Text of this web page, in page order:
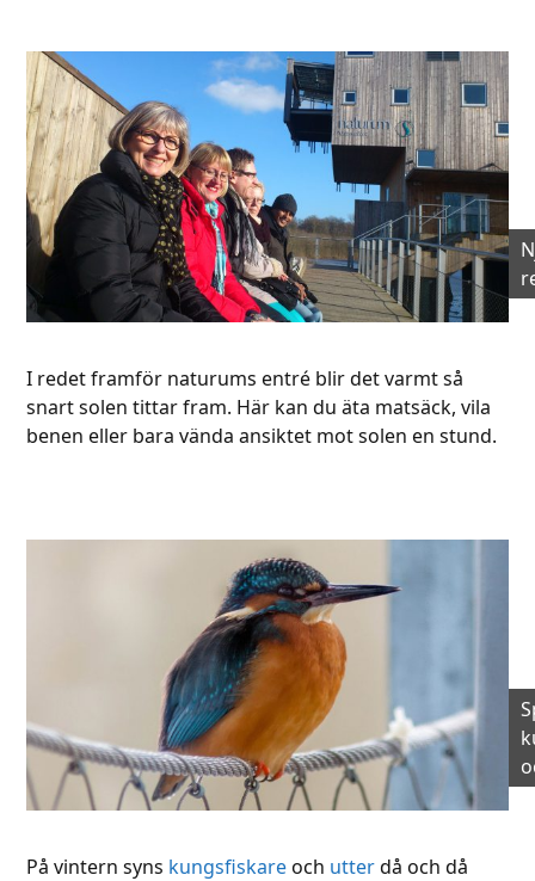
I redet framför naturums entré blir det varmt så
snart solen tittar fram. Här kan du äta matsäck, vila
benen eller bara vända ansiktet mot solen en stund.
På vintern syns kungsfiskareoch utterdå och då